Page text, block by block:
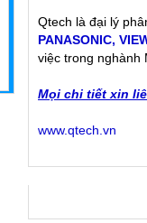
Qtech là đại lý
PANASONIC,
việc trong nghành
Mọi chi tiết xin
www.qtech.vn